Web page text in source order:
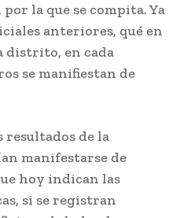
la que se compita. Ya
anteriores, qué en
distrito, en cada
se manifiestan de
resultados de la
manifestarse de
hoy indican las
si se registran